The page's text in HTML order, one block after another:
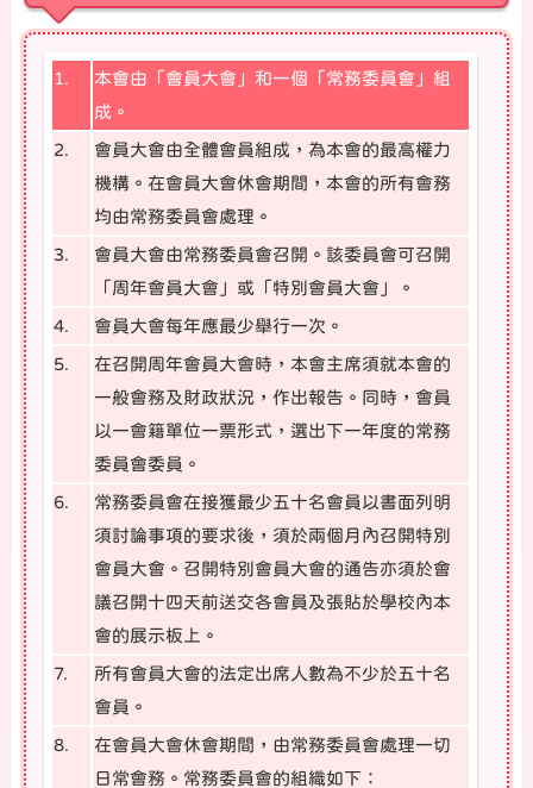
1.
本會由「會員大會」和一個「常務委員會」組
成。
2.
會員大會由全體會員組成，為本會的最高權力
機構。在會員大會休會期間，本會的所有會務
均由常務委員會處理。
3.
會員大會由常務委員會召開。該委員會可召開
「周年會員大會」或「特別會員大會」。
4. 會員大會每年應最少舉行一次。
5.
在召開周年會員大會時，本會主席須就本會的
一般會務及財政狀況，作出報告。同時，會員
以一會籍單位一票形式，選出下一年度的常務
委員會委員。
6.
常務委員會在接獲最少五十名會員以書面列明
須討論事項的要求後，須於兩個月內召開特別
會員大會。召開特別會員大會的通告亦須於會
議召開十四天前送交各會員及張貼於學校內本
會的展示板上。
7.
所有會員大會的法定出席人數為不少於五十名
會員。
8.
在會員大會休會期間，由常務委員會處理一切
日常會務。常務委員會的組織如下：